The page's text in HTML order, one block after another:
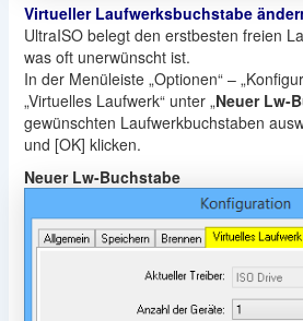
Virtueller Laufwerksbuchstabe
UltraISO belegt den erstbesten freien
was oft unerwünscht ist.
In der Menüleiste „Optionen“ –
„Virtuelles Laufwerk“ unter „Neuer Lw-
gewünschten Laufwerkbuchstaben
und [OK] klicken.
Neuer Lw-Buchstabe